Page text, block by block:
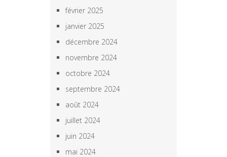
février 2025
janvier 2025
décembre 2024
novembre 2024
octobre 2024
septembre 2024
août 2024
juillet 2024
juin 2024
mai 2024